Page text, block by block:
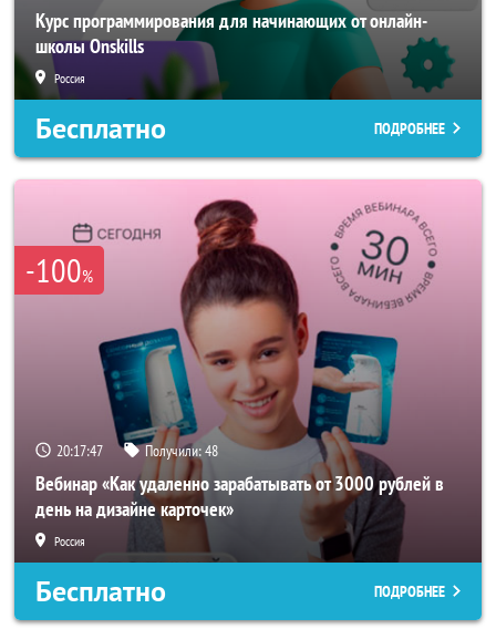
Курс программирования для начинающих от онлайн-
школы Onskills
Россия
Бесплатно ПОДРОБНЕЕ
-100%
20:17:45 Получили:48
Вебинар «Как удаленно зарабатывать от 3000 рублей в
день на дизайне карточек»
Россия
Бесплатно ПОДРОБНЕЕ